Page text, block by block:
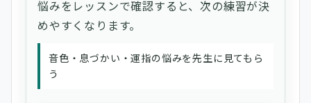
悩みをレッスンで確認すると、次の練習が決
めやすくなります。
音色・息づかい・運指の悩みを先生に見てもら
う